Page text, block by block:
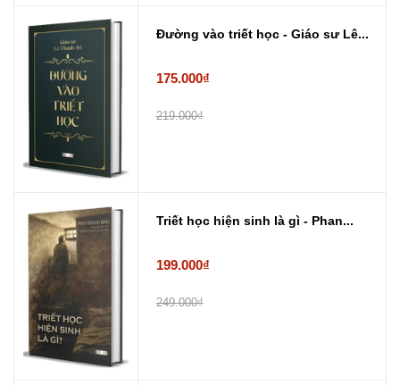
Đường vào triết học - Giáo sư Lê...
175.000₫
219.000₫
Triết học hiện sinh là gì - Phan...
199.000₫
249.000₫